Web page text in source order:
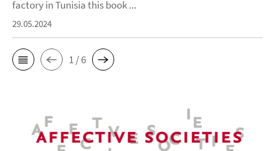
factory in Tunisia this book ...
29.05.2024
1 / 6